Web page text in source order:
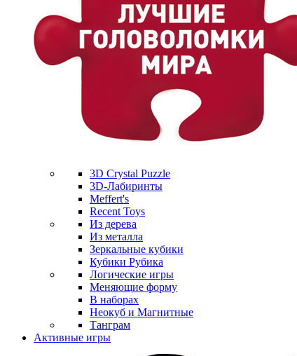
3D Crystal Puzzle
3D-Лабиринты
Meffert's
Recent Toys
Из дерева
Из металла
Зеркальные кубики
Кубики Рубика
Логические игры
Меняющие форму
В наборах
Неокуб и Магнитные
Танграм
Активные игры